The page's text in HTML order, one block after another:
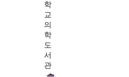
학
교
의
학
도
서
관